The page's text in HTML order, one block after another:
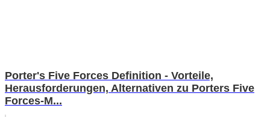
Porter's Five Forces Definition - Vorteile,
Herausforderungen, Alternativen zu Porters Five
Forces-M...